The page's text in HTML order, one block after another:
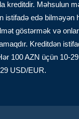
kreditdir. Məhsulun
istifadə edə bilməyən
göstərmək və
Kreditdən
100 AZN üçün 10-
USD/EUR.